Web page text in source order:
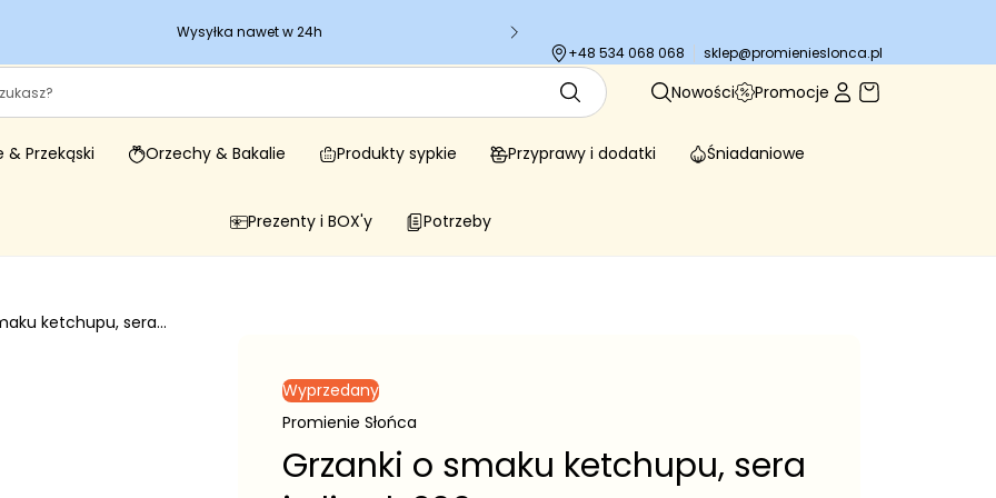
Wysyłka nawet w 24h
+48 534 068 068
sklep@promienieslonca.pl
Nowości Promocje
& Przekąski Orzechy & Bakalie Produkty sypkie Przyprawy i dodatki Śniadaniowe
Prezenty i BOX'y Potrzeby
ketchupu, sera...
Wyprzedany
Promienie Słońca
Grzanki o smaku ketchupu, sera